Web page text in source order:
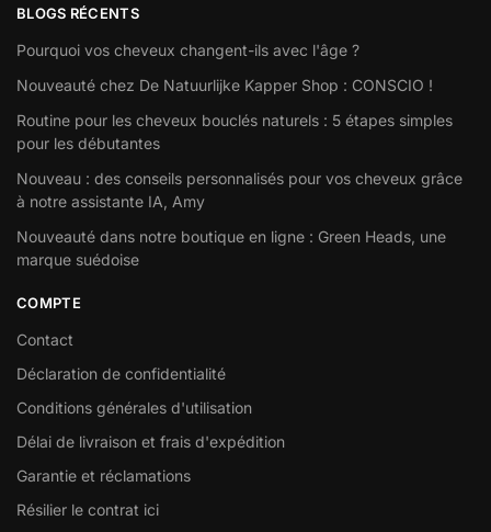
BLOGS RÉCENTS
Pourquoi vos cheveux changent-ils avec l'âge ?
Nouveauté chez De Natuurlijke Kapper Shop : CONSCIO !
Routine pour les cheveux bouclés naturels : 5 étapes simples
pour les débutantes
Nouveau : des conseils personnalisés pour vos cheveux grâce
à notre assistante IA, Amy
Nouveauté dans notre boutique en ligne : Green Heads, une
marque suédoise
COMPTE
Contact
Déclaration de confidentialité
Conditions générales d'utilisation
Délai de livraison et frais d'expédition
Garantie et réclamations
Résilier le contrat ici